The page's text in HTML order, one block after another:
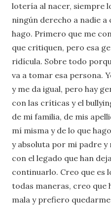
lotería al nacer, siempre
ningún derecho a nadie
hago. Primero que me
que critiquen, pero esa
ridícula. Sobre todo
va a tomar esa persona.
y me da igual, pero hay
con las críticas y el
de mi familia, de mis
mí misma y de lo que
y absoluta por mi padre y
con el legado que han
continuarlo. Creo que es
todas maneras, creo que
mala y prefiero